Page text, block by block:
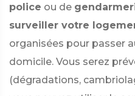
police ou de
surveiller votre
organisées pour passer
domicile. Vous serez
(dégradations,